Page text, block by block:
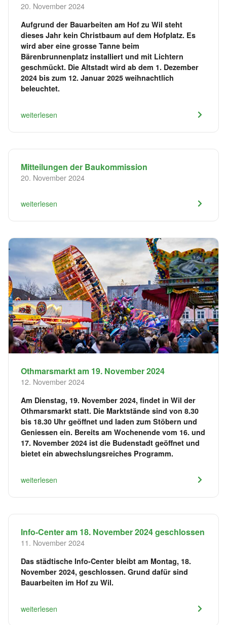
20. November 2024
Aufgrund der Bauarbeiten am Hof zu Wil steht
dieses Jahr kein Christbaum auf dem Hofplatz. Es
wird aber eine grosse Tanne beim
Bärenbrunnenplatz installiert und mit Lichtern
geschmückt. Die Altstadt wird ab dem 1. Dezember
2024 bis zum 12. Januar 2025 weihnachtlich
beleuchtet.
weiterlesen
Mitteilungen der Baukommission
20. November 2024
weiterlesen
Othmarsmarkt am 19. November 2024
12. November 2024
Am Dienstag, 19. November 2024, findet in Wil der
Othmarsmarkt statt. Die Marktstände sind von 8.30
bis 18.30 Uhr geöffnet und laden zum Stöbern und
Geniessen ein. Bereits am Wochenende vom 16. und
17. November 2024 ist die Budenstadt geöffnet und
bietet ein abwechslungsreiches Programm.
weiterlesen
Info-Center am 18. November 2024 geschlossen
11. November 2024
Das städtische Info-Center bleibt am Montag, 18.
November 2024, geschlossen. Grund dafür sind
Bauarbeiten im Hof zu Wil.
weiterlesen